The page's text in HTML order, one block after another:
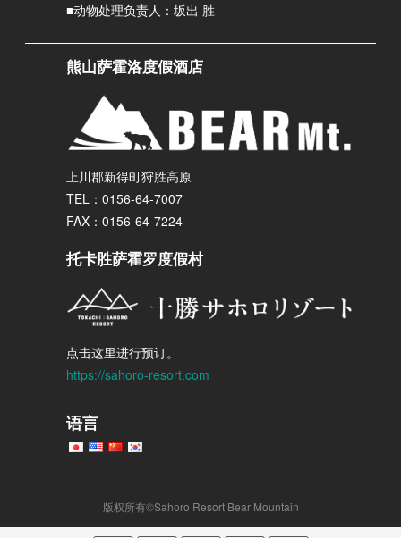
■动物处理负责人：坂出 胜
熊山萨霍洛度假酒店
上川郡新得町狩胜高原
TEL：0156-64-7007
FAX：0156-64-7224
托卡胜萨霍罗度假村
点击这里进行预订。
https://sahoro-resort.com
语言
版权所有©Sahoro Resort Bear Mountain